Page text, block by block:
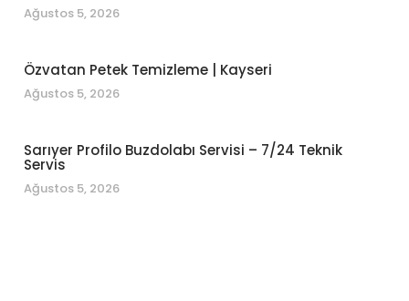
Ağustos 5, 2026
Özvatan Petek Temizleme | Kayseri
Ağustos 5, 2026
Sarıyer Profilo Buzdolabı Servisi – 7/24 Teknik
Servis
Ağustos 5, 2026